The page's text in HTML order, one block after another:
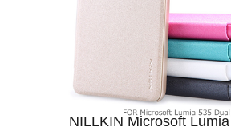
NILLKIN Microsoft